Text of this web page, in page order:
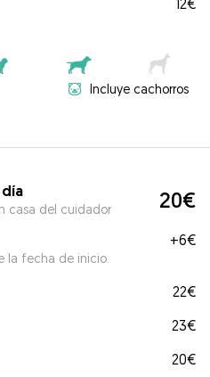
12€
Incluye cachorros
casa del cuidador 20€
la fecha de inicio.
+6€
22€
23€
20€